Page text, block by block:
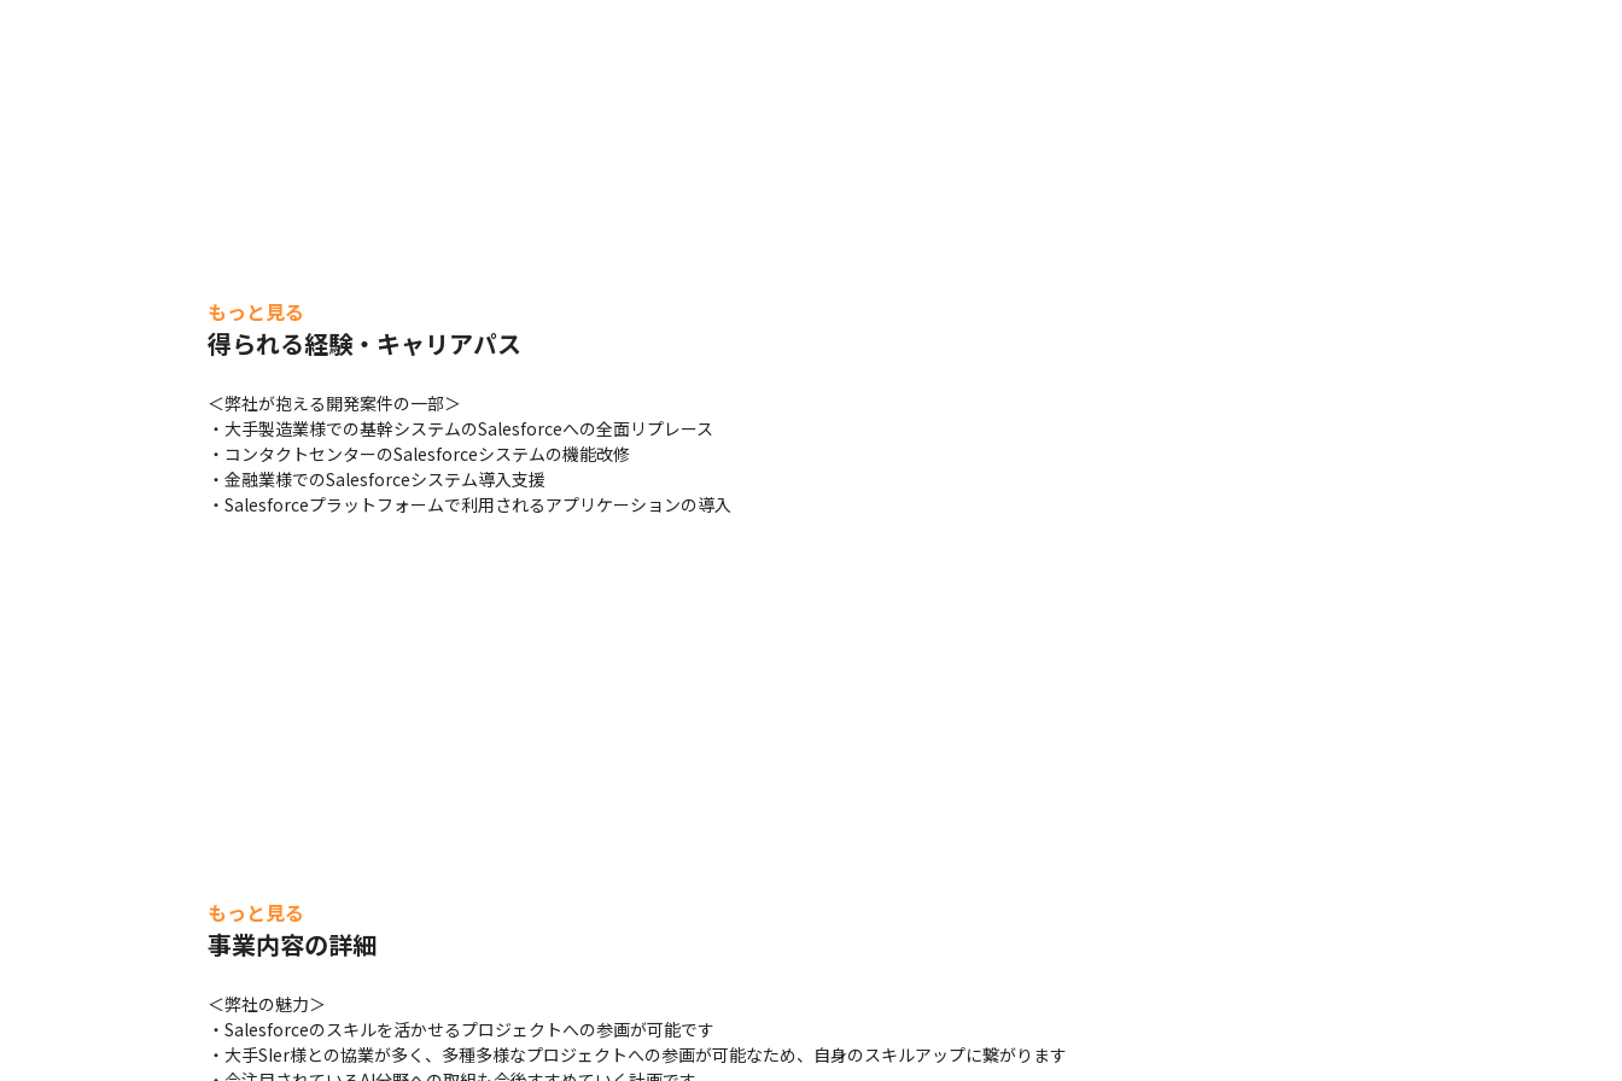
もっと見る
得られる経験・キャリアパス
＜弊社が抱える開発案件の一部＞
・大手製造業様での基幹システムのSalesforceへの全面リプレース
・コンタクトセンターのSalesforceシステムの機能改修
・金融業様でのSalesforceシステム導入支援
・Salesforceプラットフォームで利用されるアプリケーションの導入
もっと見る
事業内容の詳細
＜弊社の魅力＞
・Salesforceのスキルを活かせるプロジェクトへの参画が可能です
・大手SIer様との協業が多く、多種多様なプロジェクトへの参画が可能なため、自身のスキルアップに繋がります